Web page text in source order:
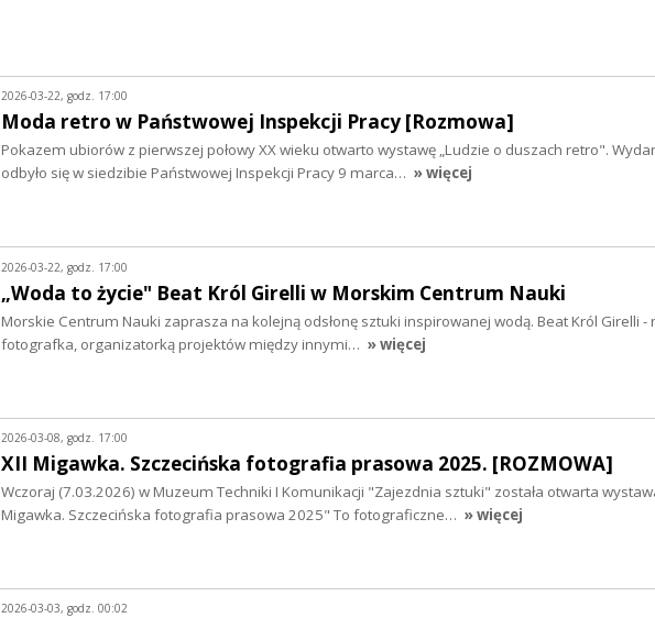
2026-03-22, godz. 17:00
Moda retro w Państwowej Inspekcji Pracy [Rozmowa]
Pokazem ubiorów z pierwszej połowy XX wieku otwarto wystawę „Ludzie o duszach retro".
odbyło się w siedzibie Państwowej Inspekcji Pracy 9 marca… » więcej
2026-03-22, godz. 17:00
„Woda to życie" Beat Król Girelli w Morskim Centrum Nauki
Morskie Centrum Nauki zaprasza na kolejną odsłonę sztuki inspirowanej wodą. Beat Król Girelli -
fotografka, organizatorką projektów między innymi… » więcej
2026-03-08, godz. 17:00
XII Migawka. Szczecińska fotografia prasowa 2025. [ROZMOWA]
Wczoraj (7.03.2026) w Muzeum Techniki I Komunikacji "Zajezdnia sztuki" została otwarta
Migawka. Szczecińska fotografia prasowa 2025" To fotograficzne… » więcej
2026-03-03, godz. 00:02